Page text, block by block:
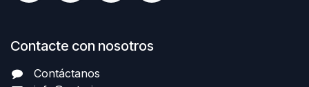
Contacte con nosotros
Contáctanos